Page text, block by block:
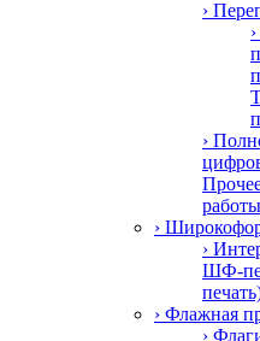
›
›
›
›
ШФ-
› Флажная
›